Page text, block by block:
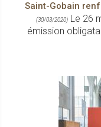
Saint-Gobain
(30/03/2020) Le 26
émission